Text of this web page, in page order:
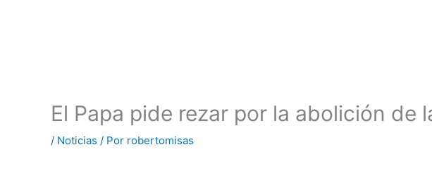
El Papa pide rezar por la abolición de
/ Noticias / Por robertomisas